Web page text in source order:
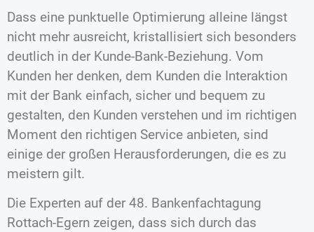
Dass eine punktuelle Optimierung alleine längst
nicht mehr ausreicht, kristallisiert sich besonders
deutlich in der Kunde-Bank-Beziehung. Vom
Kunden her denken, dem Kunden die Interaktion
mit der Bank einfach, sicher und bequem zu
gestalten, den Kunden verstehen und im richtigen
Moment den richtigen Service anbieten, sind
einige der großen Herausforderungen, die es zu
meistern gilt.
Die Experten auf der 48. Bankenfachtagung
Rottach-Egern zeigen, dass sich durch das